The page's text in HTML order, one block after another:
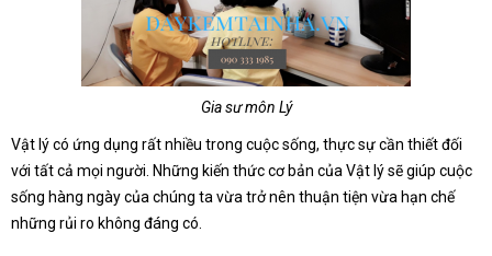
Gia sư môn Lý
Vật lý có ứng dụng rất nhiều trong cuộc sống, thực sự cần thiết đối
với tất cả mọi người. Những kiến thức cơ bản của Vật lý sẽ giúp cuộc
sống hàng ngày của chúng ta vừa trở nên thuận tiện vừa hạn chế
những rủi ro không đáng có.